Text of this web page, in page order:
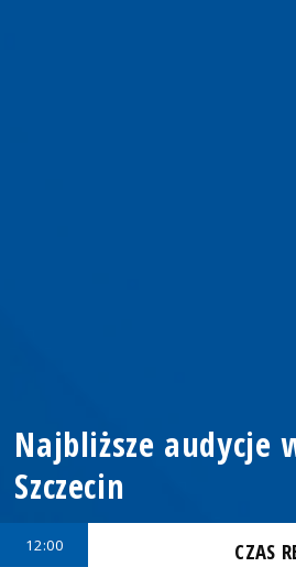
Najbliższe audycje
Szczecin
12:00 CZAS